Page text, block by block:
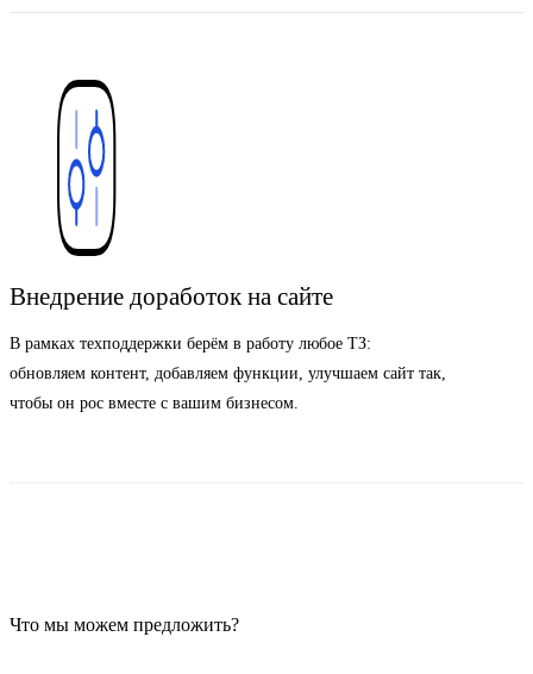
Внедрение доработок на сайте
В рамках техподдержки берём в работу любое ТЗ:
обновляем контент, добавляем функции, улучшаем сайт так,
чтобы он рос вместе с вашим бизнесом.
Что мы можем предложить?